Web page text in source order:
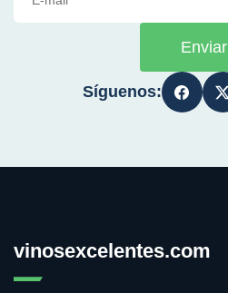
Enviar
Síguenos:
vinosexcelentes.com